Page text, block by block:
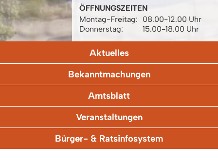
ÖFFNUNGSZEITEN
Montag-Freitag:
08.00-12.00 Uhr
Donnerstag:
15.00-18.00 Uhr
Aktuelles
Bekanntmachungen
Amtsblatt
Veranstaltungen
Bürger- & Ratsinfosystem